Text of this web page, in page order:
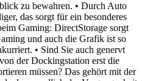
zu bewahren. • Durch Auto
das sorgt für ein besonderes
Gaming: DirectStorage sorgt
und auch die Grafik ist so
• Sind Sie auch genervt
der Dockingstation erst die
müssen? Das gehört mit der